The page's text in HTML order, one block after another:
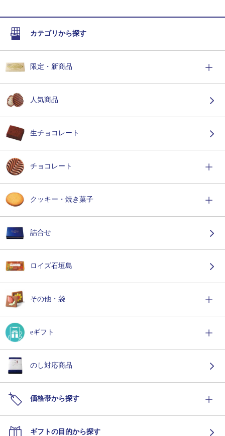
カテゴリから探す
限定・新商品
人気商品
生チョコレート
チョコレート
クッキー・焼き菓子
詰合せ
ロイズ石垣島
その他・袋
eギフト
のし対応商品
価格帯から探す
ギフトの目的から探す